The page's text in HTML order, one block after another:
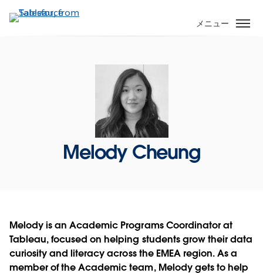
イ
メニュー
Melody Cheung
Melody is an Academic Programs Coordinator at
Tableau, focused on helping students grow their data
curiosity and literacy across the EMEA region. As a
member of the Academic team, Melody gets to help